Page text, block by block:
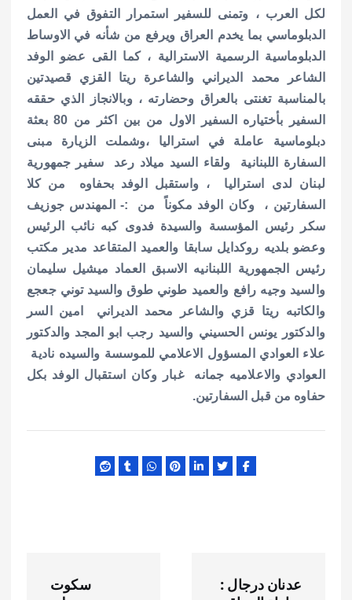
لكل العرب ، وتمنى للسفير استمرار التفوق في العمل
الدبلوماسي بما يخدم العراق ويرفع من شأنه في الاوساط
الدبلوماسية الرسمية الاسترالية ، كما القى عضو الوفد
الشاعر محمد الديراني والشاعرة ريتا القزي قصيدتين
بالمناسبة تغنتى بالعراق وحضارته ، وبالانجاز الذي حققه
السفير بأختياره السفير الاول من بين اكثر من 80 بعثة
دبلوماسية عاملة في استراليا ،وشملت الزيارة مبنى
السفارة اللبنانية ولقاء السيد ميلاد رعد سفير جمهورية
لبنان لدى استراليا ، واستقبل الوفد بحفاوه من كلا
السفارتين ، وكان الوفد مكوناً من :-
المهندس جوزيف
سكر رئيس المؤسسة والسيدة فدوى كبهنائب الرئيس
وعضو بلديه روكدايل سابقا والعميد المتقاعد مدير مكتب
رئيس الجمهورية اللبنانيه الاسبق العماد ميشيل سليمان
والسيد وجيه رافع والعميد طوني طوق والسيد توني جعجع
والكاتبه ريتا قزي والشاعر محمد الديراني امين السر
والدكتور يونس الحسيني والسيد رجب ابو المجد والدكتور
علاء العوادي المسؤول الاعلامي للموسسة والسيده نادية
العوادي والاعلاميه جمانه غبار وكان استقبال الوفد بكل
حفاوه من قبل السفارتين.
عدنان درجال :
سكوت